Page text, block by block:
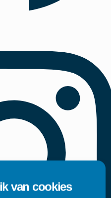
van cookies